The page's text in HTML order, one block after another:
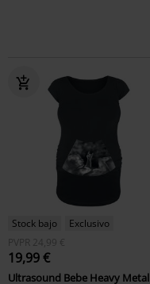
Stock bajo
Exclusivo
PVPR 24,99 €
19,99 €
Ultrasound Bebe Heavy Metal